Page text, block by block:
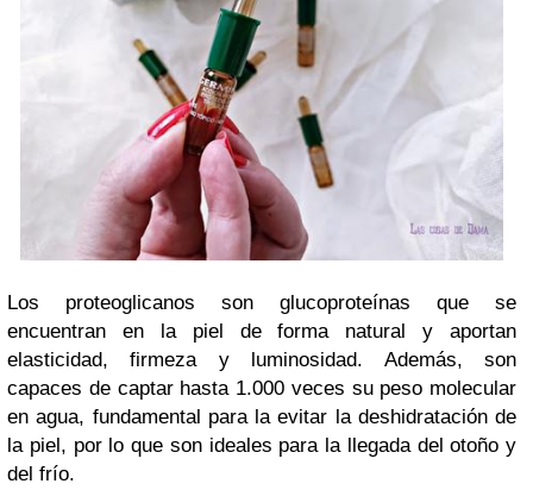
Los proteoglicanos son glucoproteínas que se
encuentran en la piel de forma natural y aportan
elasticidad, firmeza y luminosidad. Además, son
capaces de captar hasta 1.000 veces su peso molecular
en agua, fundamental para la evitar la deshidratación de
la piel, por lo que son ideales para la llegada del otoño y
del frío.